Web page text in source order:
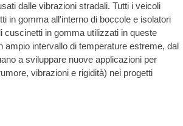
dalle vibrazioni stradali. Tutti i veicoli
in gomma all'interno di boccole e isolatori
cuscinetti in gomma utilizzati in queste
intervallo di temperature estreme, dal
a sviluppare nuove applicazioni per
vibrazioni e rigidità) nei progetti